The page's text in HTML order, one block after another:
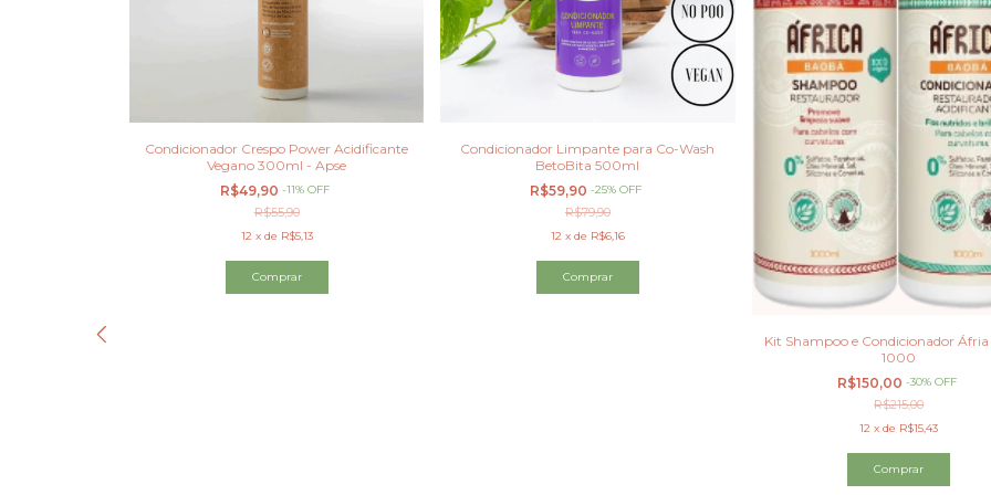
Condicionador Crespo Power Acidificante
Vegano 300ml - Apse
R$49,90 -11% OFF
R$55,90
12 x de R$5,13
Condicionador Limpante para Co-Wash
BetoBita 500ml
R$59,90 -25% OFF
R$79,90
12 x de R$6,16
Kit Shampoo e Condicionador
1000
R$150,00 -30% OFF
R$215,00
12 xde R$15,43